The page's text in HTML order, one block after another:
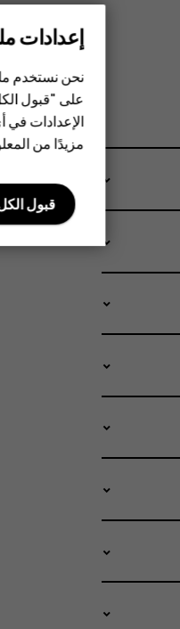
إعدادات
نحن نستخدم
على "قبول
الإعدادات
مزيدًا من
قبول